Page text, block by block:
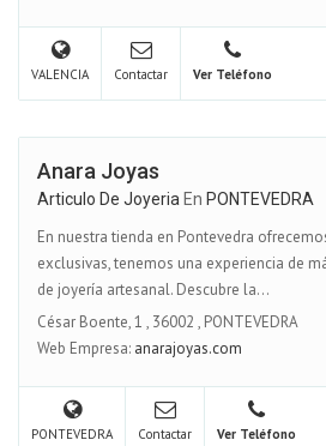
VALENCIA Contactar Ver Teléfono
Anara Joyas
Articulo De Joyeria En PONTEVEDRA
En nuestra tienda en Pontevedra
exclusivas, tenemos una experiencia de
de joyería artesanal. Descubre la...
César Boente, 1 , 36002 , PONTEVEDRA
Web Empresa: anarajoyas.com
PONTEVEDRA Contactar Ver Teléfono